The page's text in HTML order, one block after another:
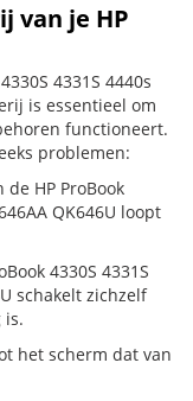
van je HP
4331S 4440s
is essentieel om
functioneert.
problemen:
HP ProBook
QK646U loopt
4330S 4331S
schakelt zichzelf
is.
het scherm dat van